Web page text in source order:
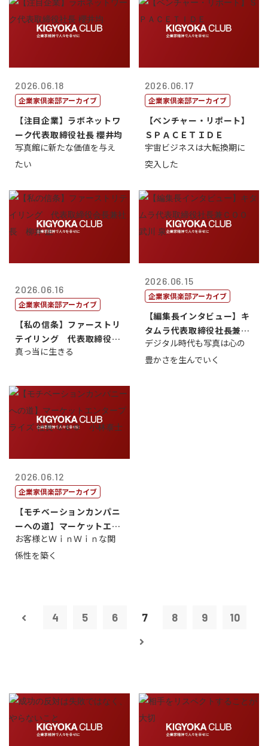
2026.06.18
企業家倶楽部アーカイブ
【注目企業】ラボネットワ
ーク代表取締役社長 櫻井均
写真館に新たな価値を与え
たい
2026.06.17
企業家倶楽部アーカイブ
【ベンチャー・リポート】
ＳＰＡＣＥＴＩＤＥ
宇宙ビジネスは大転換期に
突入した
2026.06.16
企業家倶楽部アーカイブ
【私の信条】ファーストリ
テイリング 代表取締役会
長兼社長 柳...
真っ当に生きる
2026.06.15
企業家倶楽部アーカイブ
【編集長インタビュー】キ
タムラ代表取締役社長兼Ｃ
ＯＯ 武川 ...
デジタル時代も写真は心の
豊かさを生んでいく
2026.06.12
企業家倶楽部アーカイブ
【モチベーションカンパニ
ーへの道】マーケットエン
タープライズ...
お客様とＷｉｎＷｉｎな関
係性を築く
4 5 6 7 8 9 10